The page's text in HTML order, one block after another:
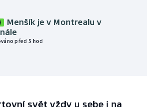
Menšík je v Montrealu v
před 5 hod
svět vždy u sebe i na